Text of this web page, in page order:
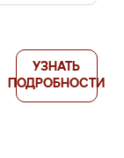
УЗНАТЬ
ПОДРОБНОСТИ